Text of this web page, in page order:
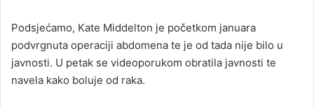
Podsjećamo, Kate Middelton je početkom januara
podvrgnuta operaciji abdomena te je od tada nije bilo u
javnosti. U petak se videoporukom obratila javnosti te
navela kako boluje od raka.